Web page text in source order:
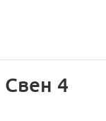
Свен 4